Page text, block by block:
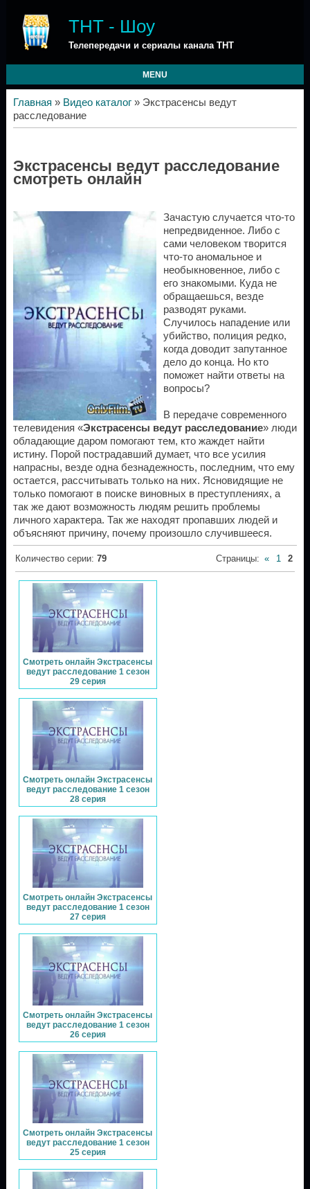
ТНТ - Шоу
Телепередачи и сериалы канала ТНТ
MENU
Главная » Видео каталог» Экстрасенсы ведут
расследование
Экстрасенсы ведут расследование
смотреть онлайн
Зачастую случается что-то
непредвиденное. Либо с
сами человеком творится
что-то аномальное и
необыкновенное, либо с
его знакомыми. Куда не
обращаешься, везде
разводят руками.
Случилось нападение или
убийство, полиция редко,
когда доводит запутанное
дело до конца. Но кто
поможет найти ответы на
вопросы?
В передаче современного
телевидения «Экстрасенсы ведут расследование» люди
обладающие даром помогают тем, кто жаждет найти
истину. Порой пострадавший думает, что все усилия
напрасны, везде одна безнадежность, последним, что ему
остается, рассчитывать только на них. Ясновидящие не
только помогают в поиске виновных в преступлениях, а
так же дают возможность людям решить проблемы
личного характера. Так же находят пропавших людей и
объясняют причину, почему произошло случившееся.
Количество серии: 79 Страницы: « 1 2
Смотреть онлайн Экстрасенсы
ведут расследование 1 сезон
29 серия
Смотреть онлайн Экстрасенсы
ведут расследование 1 сезон
28 серия
Смотреть онлайн Экстрасенсы
ведут расследование 1 сезон
27 серия
Смотреть онлайн Экстрасенсы
ведут расследование 1 сезон
26 серия
Смотреть онлайн Экстрасенсы
ведут расследование 1 сезон
25 серия